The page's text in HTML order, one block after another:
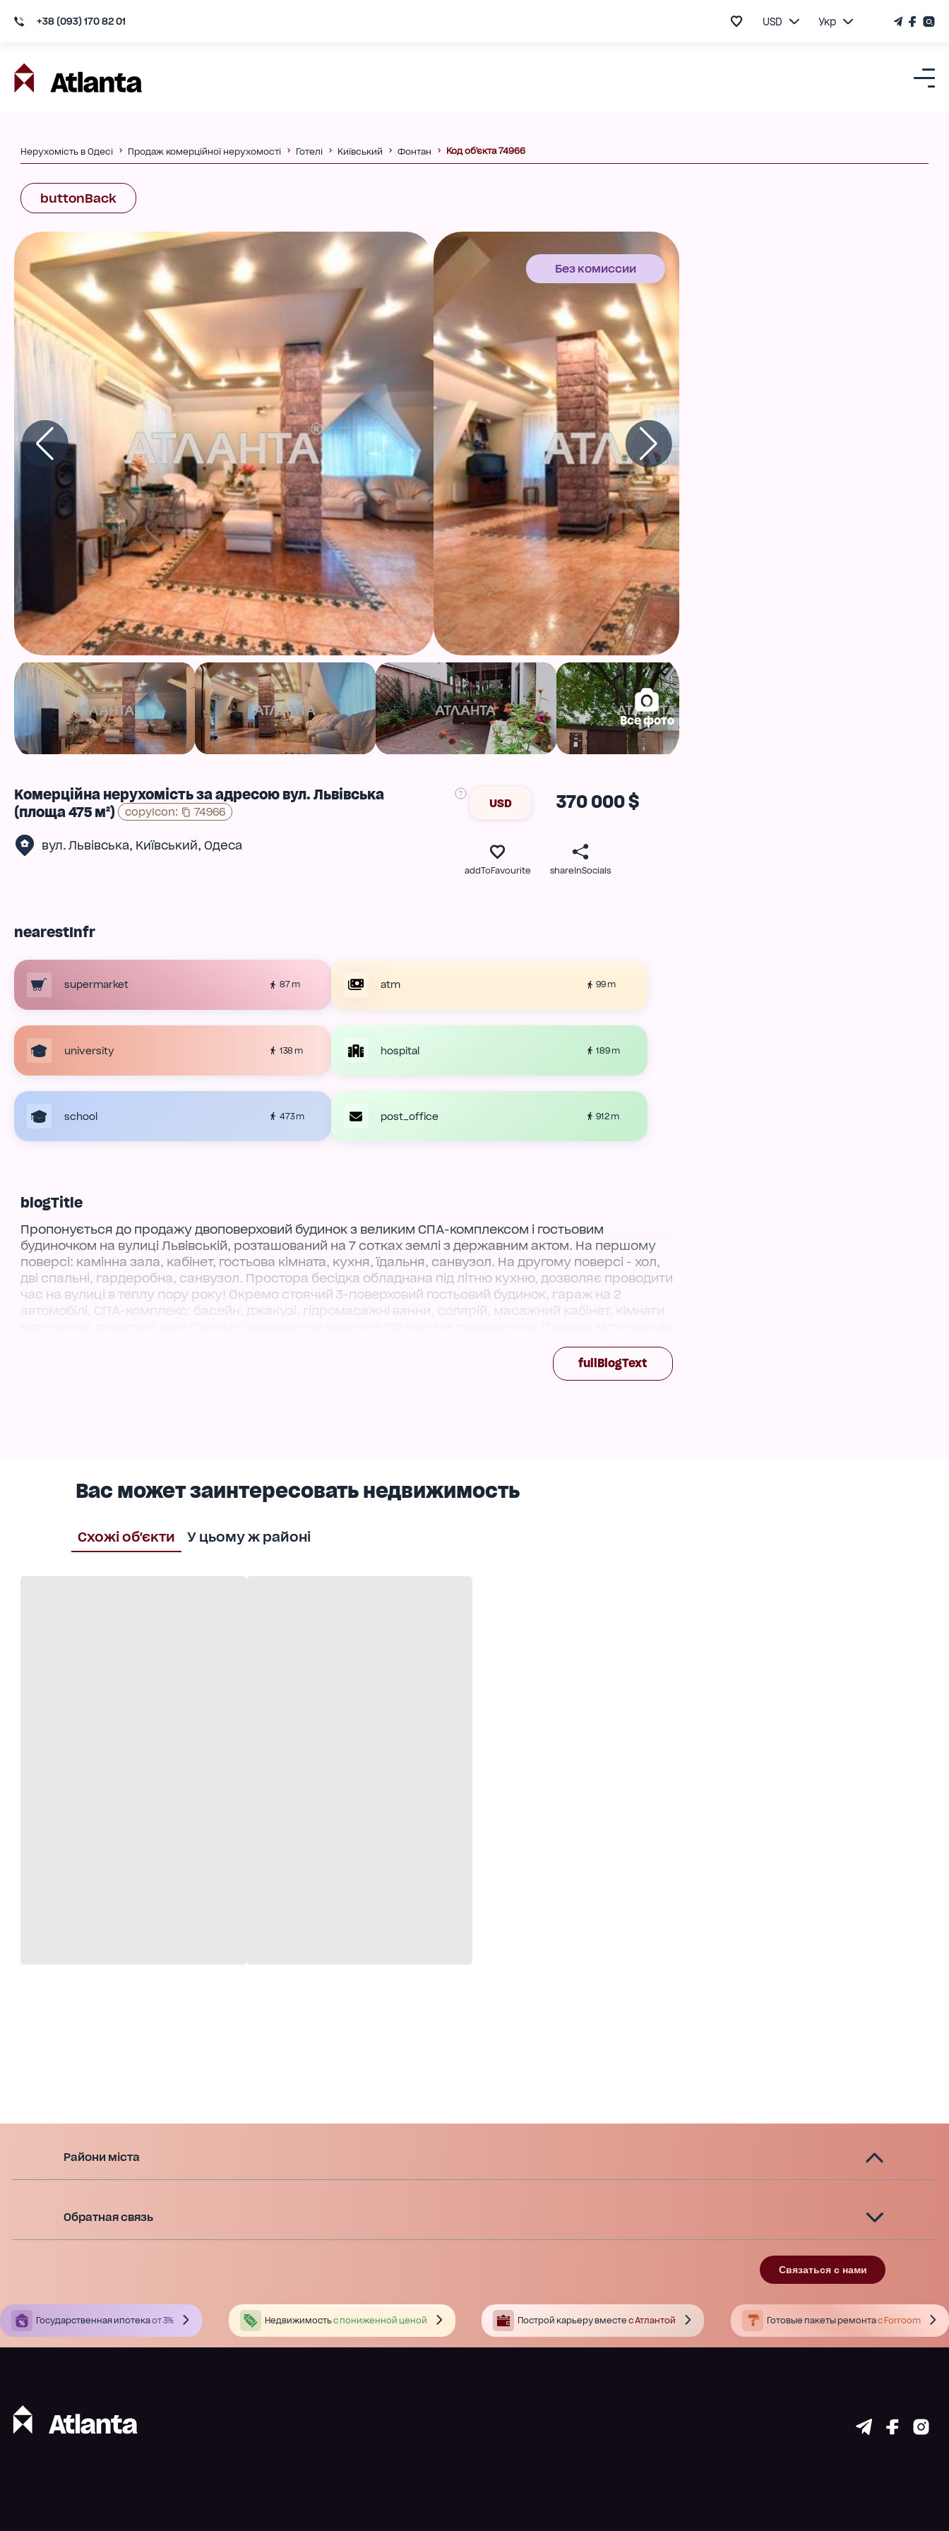
+38 (093) 170 82 01 USD Укр
Нерухомість в Одесі Продаж комерційної нерухомості Готелі Київський Фонтан Код об'єкта 74966
buttonBack
Без комиссии
Все фото
Комерційна нерухомість за адресою вул. Львівська
(площа 475 м²)
copyIcon: 74966
вул. Львівська, Київський, Одеса
USD 370 000 $
addToFavourite shareInSocials
nearestInfr
supermarket 87 m atm 99 m
university 138 m hospital 189 m
school 473 m post_office 912 m
blogTitle
Пропонується до продажу двоповерховий будинок з великим СПА-комплексом і гостьовим
будиночком на вулиці Львівській, розташований на 7 сотках землі з державним актом. На першому
поверсі: камінна зала, кабінет, гостьова кімната, кухня, їдальня, санвузол. На другому поверсі - хол,
дві спальні, гардеробна, санвузол. Простора бесідка обладнана під літню кухню, дозволяє проводити
час на вулиці в теплу пору року! Окремо стоячий 3-поверховий гостьовий будинок, гараж на 2
автомобілі. СПА-комплекс: басейн, джакузі, гідромасажні ванни, солярій, масажний кабінет, кімнати
телефоном або при зустрічі. Телефонуйте. Це найкраща пропозиція на ринку. Торг можливий!
fullBlogText
Вас может заинтересовать недвижимость
Схожі об'єкти У цьому ж районі
Райони міста
Обратная связь
Связаться с нами
Государственная ипотекаот 3% Недвижимостьс пониженной ценой Построй карьеру вместе с Атлантой Готовые пакеты ремонтас Forroom